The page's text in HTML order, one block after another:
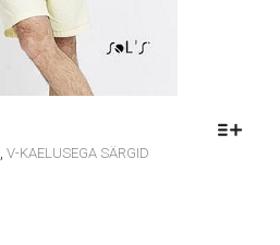
V-KAELUSEGA SÄRGID